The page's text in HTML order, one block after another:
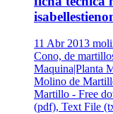
11 Abr 2013
Cono, de
Maquina|Planta
Molino de
Martillo - Free
(pdf), Text File